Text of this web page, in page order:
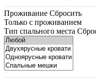
Проживание Сбросить
Только с проживанием
Тип спального места